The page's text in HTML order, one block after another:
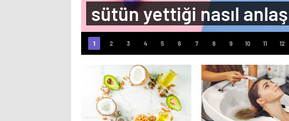
sütün yettiği nasıl